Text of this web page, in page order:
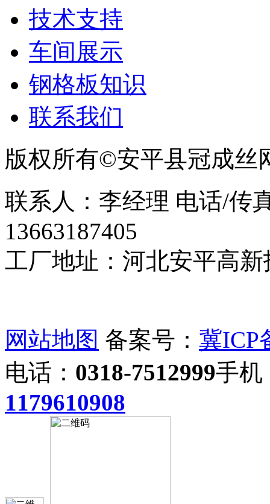
技术支持
车间展示
钢格板知识
联系我们
版权所有©安平县冠成丝
联系人：李经理 电话/传
13663187405
工厂地址：河北安平高
网站地图 备案号： 冀ICP
电话： 0318-7512999手机
1179610908